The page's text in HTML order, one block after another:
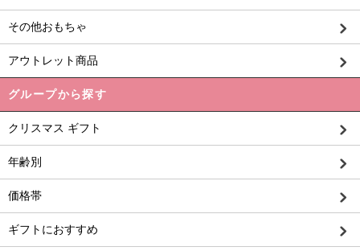
その他おもちゃ
アウトレット商品
グループから探す
クリスマス ギフト
年齢別
価格帯
ギフトにおすすめ